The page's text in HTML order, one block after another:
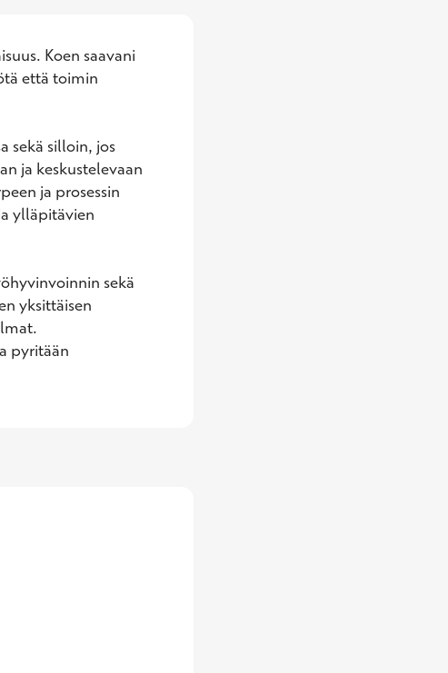
Koen saavani
että toimin
sekä silloin, jos
ja keskustelevaan
ja prosessin
ylläpitävien
sekä
yksittäisen
pyritään